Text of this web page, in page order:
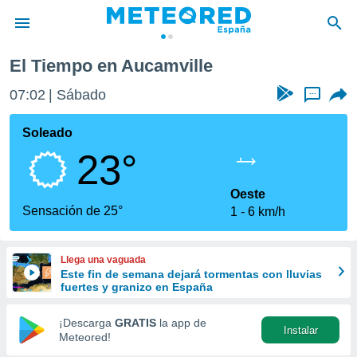
de
por
que se
calidad.
a este
las
y
forma
digital
basada
El Tiempo en Aucamville
07:02 Sábado ...
Soleado
23°
Sensación de 25°
Oeste
1
6 km/h
Llega una vaguada
Este fin de semana dejará tormentas con lluvias
fuertes y granizo en España
¡Descarga GRATIS la app de
Meteored!
Instalar